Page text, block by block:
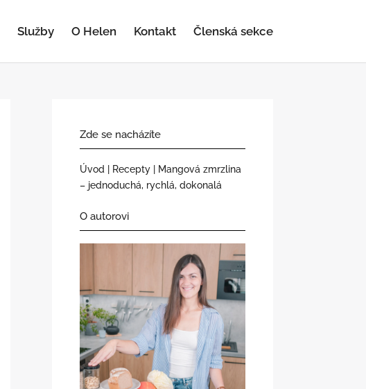
Služby O Helen Kontakt Členská sekce
Zde se nacházíte
Úvod Recepty|
Mangová zmrzlina
– jednoduchá, rychlá, dokonalá
O autorovi